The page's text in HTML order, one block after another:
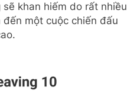
khan hiếm do rất nhiều
một cuộc chiến đấu